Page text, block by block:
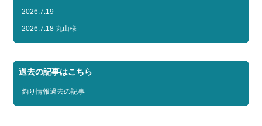
2026.7.19
2026.7.18 丸山様
過去の記事はこちら
釣り情報過去の記事